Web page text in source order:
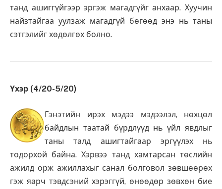
танд ашиггүйгээр эргэж магадгүйг анхаар. Хуучин
найзтайгаа уулзаж магадгүй бөгөөд энэ нь таны
сэтгэлийг хөдөлгөх болно.
Үхэр (4/20-5/20)
Гэнэтийн ирэх мэдээ мэдээлэл, нөхцөл
байдлын таатай бүрдлүүд нь үйл явдлыг
таны талд ашигтайгаар эргүүлэх нь
тодорхой байна. Хэрвээ танд хамтарсан төслийн
ажилд орж ажиллахыг санал болговол зөвшөөрөх
гэж яарч тэвдсэний хэрэггүй, өнөөдөр зөвхөн бие